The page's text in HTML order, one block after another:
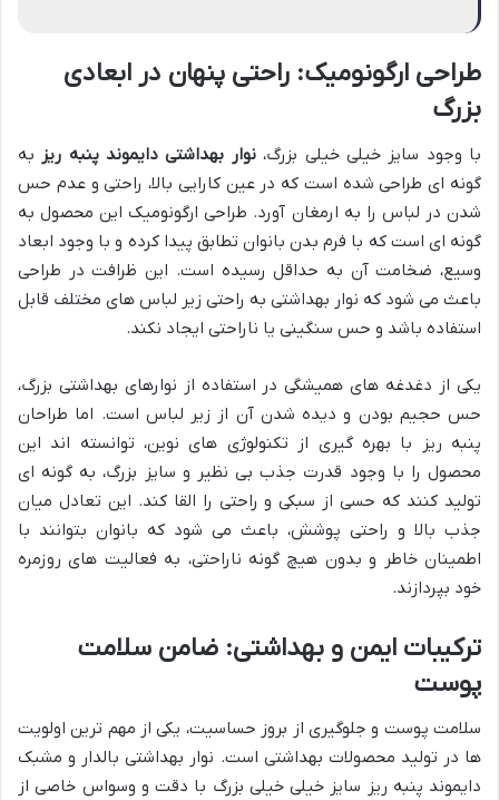
طراحی ارگونومیک: راحتی پنهان در ابعادی
بزرگ
با وجود سایز خیلی خیلی بزرگ،نوار بهداشتی دایموند پنبه ریز به
گونه ای طراحی شده است که در عین کارایی بالا، راحتی و عدم حس
شدن در لباس را به ارمغان آورد. طراحی ارگونومیک این محصول به
گونه ای است که با فرم بدن بانوان تطابق پیدا کرده و با وجود ابعاد
وسیع، ضخامت آن به حداقل رسیده است. این ظرافت در طراحی
باعث می شود که نوار بهداشتی به راحتی زیر لباس های مختلف قابل
استفاده باشد و حس سنگینی یا ناراحتی ایجاد نکند.
یکی از دغدغه های همیشگی در استفاده از نوارهای بهداشتی بزرگ،
حس حجیم بودن و دیده شدن آن از زیر لباس است. اما طراحان
پنبه ریز با بهره گیری از تکنولوژی های نوین، توانسته اند این
محصول را با وجود قدرت جذب بی نظیر و سایز بزرگ، به گونه ای
تولید کنند که حسی از سبکی و راحتی را القا کند. این تعادل میان
جذب بالا و راحتی پوشش، باعث می شود که بانوان بتوانند با
اطمینان خاطر و بدون هیچ گونه ناراحتی، به فعالیت های روزمره
خود بپردازند.
ترکیبات ایمن و بهداشتی: ضامن سلامت
پوست
سلامت پوست و جلوگیری از بروز حساسیت، یکی از مهم ترین اولویت
ها در تولید محصولات بهداشتی است. نوار بهداشتی بالدار و مشبک
دایموند پنبه ریز سایز خیلی خیلی بزرگ با دقت و وسواس خاصی از